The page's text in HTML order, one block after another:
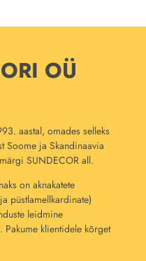
OÜ
aastal, omades selleks
Soome ja Skandinaavia
SUNDECOR all.
on aknakatete
püstlamellkardinate)
leidmine
Pakume klientidele kõrget